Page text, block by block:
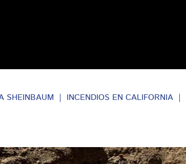
SHEINBAUM INCENDIOS EN CALIFORNIA